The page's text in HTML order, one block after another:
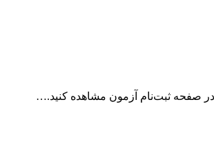
صفحه ثبت‌نام آزمون مشاهده کنید.…